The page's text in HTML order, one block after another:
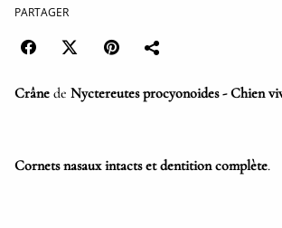
PARTAGER
Crâne de Nyctereutes procyonoides - Chien
Cornets nasaux intacts et dentition complète.